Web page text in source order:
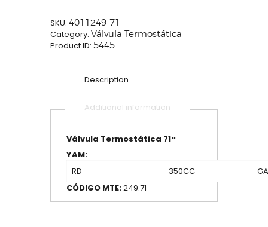
SKU: 4011249-71
Category: Válvula Termostática
Product ID: 5445
Description
Additional information
Válvula Termostática 71°
YAM:
RD
350CC
CÓDIGO MTE:249.71